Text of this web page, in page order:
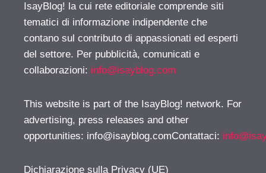
IsayBlog! la cui rete editoriale comprende siti
tematici di informazione indipendente che
contano sul contributo di appassionati ed esperti
del settore. Per pubblicità, comunicati e
collaborazioni: info@isayblog.com
This website is part of the IsayBlog! network. For
advertising, press releases and other
opportunities: info@isayblog.comContattaci:
Dichiarazione sulla Privacy (UE)